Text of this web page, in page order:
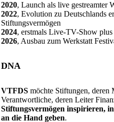
2020, Launch als live gestreamter
2022, Evolution zu Deutschlands
Stiftungsvermögen
2024, erstmals Live-TV-Show
2026, Ausbau zum Werkstatt
DNA
VTFDS möchte Stiftungen, deren
Verantwortliche, deren Leiter
Stiftungsvermögen inspirieren,
an die Hand geben.